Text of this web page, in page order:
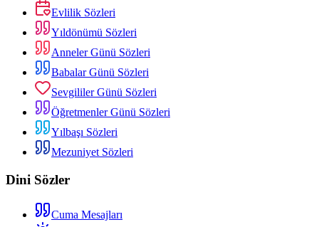
Evlilik Sözleri
Yıldönümü Sözleri
Anneler Günü Sözleri
Babalar Günü Sözleri
Sevgililer Günü Sözleri
Öğretmenler Günü Sözleri
Yılbaşı Sözleri
Mezuniyet Sözleri
Dini Sözler
Cuma Mesajları